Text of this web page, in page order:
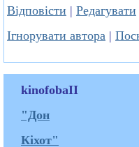
Відповісти | Редагувати
Ігнорувати автора |
kinofobaII
"Дон
Кіхот"